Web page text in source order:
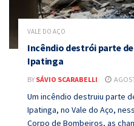
VALE DO AÇO
Incêndio destrói parte
Ipatinga
BY SÁVIO SCARABELLI
Um incêndio destruiu parte
Ipatinga, no Vale do Aço,
Corpo de Bombeiros, as